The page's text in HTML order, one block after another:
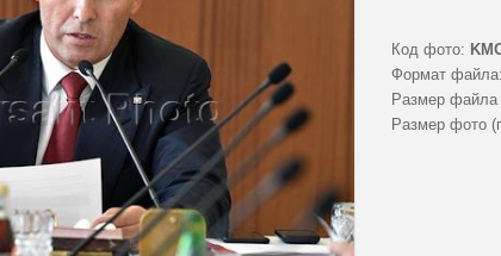
Код фото:
Формат файла:
Размер файла
Размер фото